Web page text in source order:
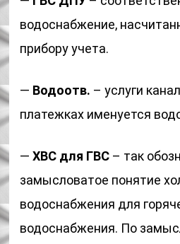
водоснабжение,
прибору учета.
— Водоотв. – услуги
платежках именуется
—ХВС для ГВС – так
замысловатое понятие
водоснабжения для
водоснабжения. По